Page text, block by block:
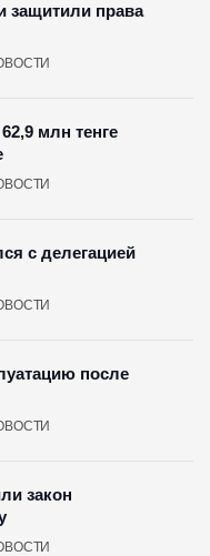
защитили права
млн тенге
с делегацией
после
закон